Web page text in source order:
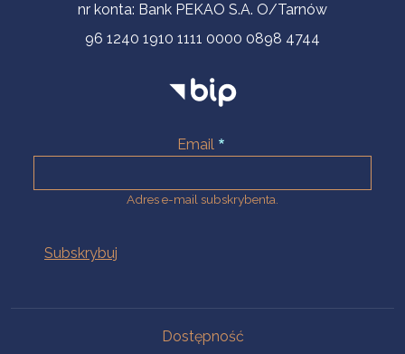
nr konta: Bank PEKAO S.A. O/Tarnów
96 1240 1910 1111 0000 0898 4744
Email
Adres e-mail subskrybenta.
Dostępność